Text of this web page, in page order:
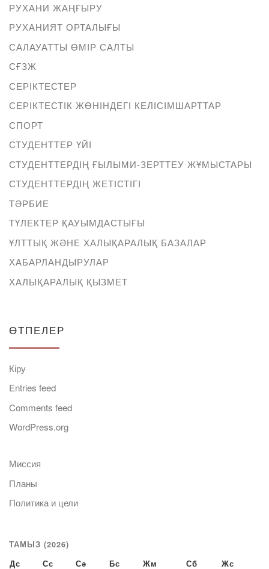
РУХАНИ ЖАҢҒЫРУ
РУХАНИЯТ ОРТАЛЫҒЫ
САЛАУАТТЫ ӨМІР САЛТЫ
СҒЗЖ
СЕРІКТЕСТЕР
СЕРІКТЕСТІК ЖӨНІНДЕГІ КЕЛІСІМШАРТТАР
СПОРТ
СТУДЕНТТЕР ҮЙІ
СТУДЕНТТЕРДІҢ ҒЫЛЫМИ-ЗЕРТТЕУ ЖҰМЫСТАРЫ
СТУДЕНТТЕРДІҢ ЖЕТІСТІГІ
ТӘРБИЕ
ТҮЛЕКТЕР ҚАУЫМДАСТЫҒЫ
ҰЛТТЫҚ ЖӘНЕ ХАЛЫҚАРАЛЫҚ БАЗАЛАР
ХАБАРЛАНДЫРУЛАР
ХАЛЫҚАРАЛЫҚ ҚЫЗМЕТ
ӨТПЕЛЕР
Кіру
Entries feed
Comments feed
WordPress.org
Миссия
Планы
Политика и цели
ТАМЫЗ (2026)
Дс Сс Сә Бс Жм Сб Жс